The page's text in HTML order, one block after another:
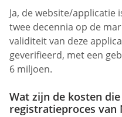
Ja, de website/applicatie
twee decennia op de
validiteit van deze
geverifieerd, met een
6 miljoen.
Wat zijn de kosten
registratieproces van